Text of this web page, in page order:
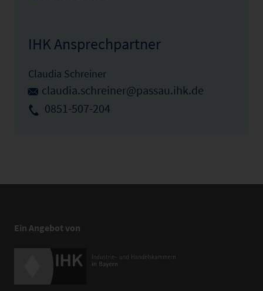
IHK Ansprechpartner
Claudia Schreiner
claudia.schreiner@passau.ihk.de
0851-507-204
Ein Angebot von